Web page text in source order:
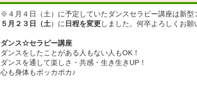
※４月４日（土）に予定していたダンスセラピー講座は新型
５月２３日（土）に 日程を変更しました。何卒よろしくお
ダンス☆セラピー講座
ダンスをしたことがある人もない人もOK！
ダンスを通して楽しさ・共感・生き生きUP！
心も身体もポッカポカ♪